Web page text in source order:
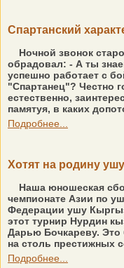
Спартанский
Ночной звонок
обрадовал: - А ты
успешно работает с
"Спартанец"? Честно
естественно,
памятуя, в каких
Подробнее...
Хотят на родину ушу
Наша юношеская
чемпионате Азии по
Федерации ушу
этот турнир Нурдин
Дарью Бочкареву.
на столь престижных
Подробнее...